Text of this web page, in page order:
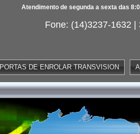
Atendimento de segunda a sexta das
Fone: (14)3237-1632 |
PORTAS DE ENROLAR TRANSVISION